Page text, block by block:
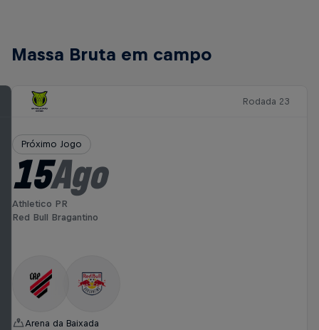
Massa Bruta em campo
Rodada 23
Próximo Jogo
15Ago
Athletico PR
Red Bull Bragantino
Arena da Baixada